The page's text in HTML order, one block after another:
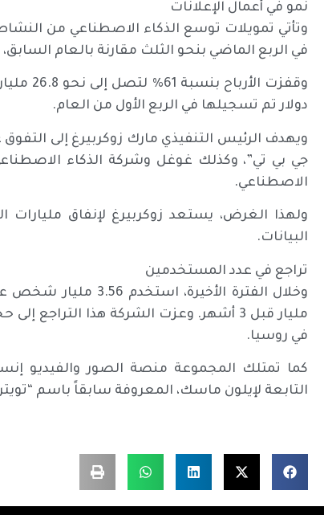
نمو في أعمال الإعلانات
وتأتي تمويلات توسع الذكاء الاصطناعي من النشاط
في الربع الماضي بنحو الثلث مقارنة بالعام السابق، ليصل إلى 56.3
دولار تم تسجيلها في الربع الأول من العام.
ويهدف الرئيس التنفيذي مارك زوكربيرغ إلى
جي بي تي”، وكذلك غوغل وشركة الذكاء
الاصطناعي.
ولهذا الغرض، يستعد زوكربيرغ لإنفاق
البيانات.
تراجع في عدد المستخدمين
مليار قبل 3 أشهر. وعزت الشركة هذا
في روسيا.
كما تمتلك المجموعة منصة الصور والفيديو
التابعة لإيلون ماسك، المعروفة سابقاً باسم